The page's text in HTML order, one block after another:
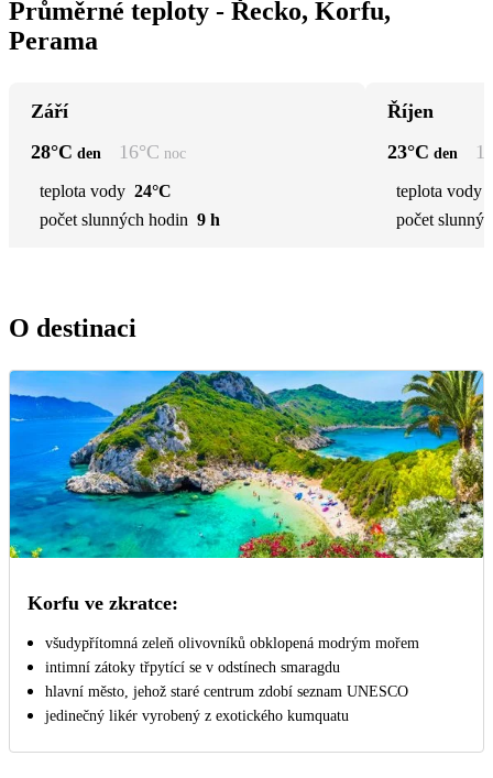
Průměrné teploty - Řecko, Korfu,
Perama
Září
28°C den 16°C noc
teplota vody 24°C
počet slunných hodin 9 h
Říjen
23°C den
teplota vody
počet
O destinaci
Korfu ve zkratce:
všudypřítomná zeleň olivovníků obklopená modrým mořem
intimní zátoky třpytící se v odstínech smaragdu
hlavní město, jehož staré centrum zdobí seznam UNESCO
jedinečný likér vyrobený z exotického kumquatu